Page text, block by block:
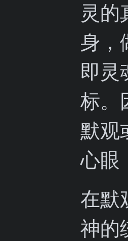
灵的
身，
即灵
标。
默观
心眼
在默
神的